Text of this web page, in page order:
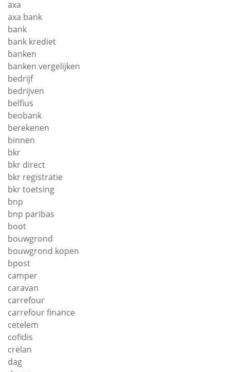
axa
axa bank
bank
bank krediet
banken
banken vergelijken
bedrijf
bedrijven
belfius
beobank
berekenen
binnen
bkr
bkr direct
bkr registratie
bkr toetsing
bnp
bnp paribas
boot
bouwgrond
bouwgrond kopen
bpost
camper
caravan
carrefour
carrefour finance
cetelem
cofidis
crelan
dag